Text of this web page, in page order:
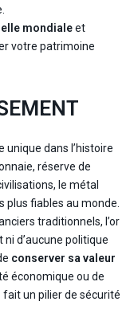
mondialeet
votre patrimoine
unique dans l’histoire
réserve de
le métal
plus fiables au monde.
traditionnels, l’or
ni d’aucune politique
conserver sa valeur
économique ou de
fait un pilier de sécurité